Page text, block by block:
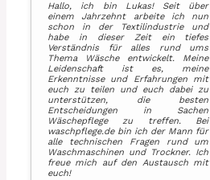
Hallo, ich bin Lukas! Seit über
einem Jahrzehnt arbeite ich nun
schon in der Textilindustrie und
habe in dieser Zeit ein tiefes
Verständnis für alles rund ums
Thema Wäsche entwickelt. Meine
Leidenschaft ist es, meine
Erkenntnisse und Erfahrungen mit
euch zu teilen und euch dabei zu
unterstützen, die besten
Entscheidungen in Sachen
Wäschepflege zu treffen. Bei
waschpflege.de bin ich der Mann für
alle technischen Fragen rund um
Waschmaschinen und Trockner. Ich
freue mich auf den Austausch mit
euch!